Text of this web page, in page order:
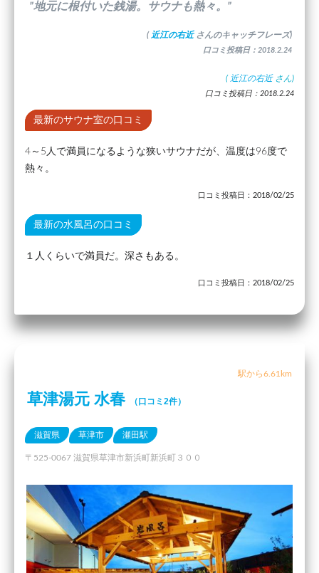
”地元に根付いた銭湯。サウナも熱々。”
( 近江の右近 さんのキャッチフレーズ)
口コミ投稿日：2018.2.24
( 近江の右近 さん)
口コミ投稿日：2018.2.24
最新のサウナ室の口コミ
4～5人で満員になるような狭いサウナだが、温度は96度で
熱々。
口コミ投稿日：2018/02/25
最新の水風呂の口コミ
１人くらいで満員だ。深さもある。
口コミ投稿日：2018/02/25
駅から6.61km
草津湯元 水春 （口コミ2件）
滋賀県 草津市 瀬田駅
〒525-0067 滋賀県草津市新浜町新浜町３００